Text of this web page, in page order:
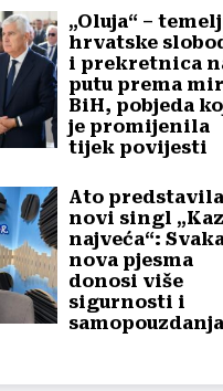
„Oluja“ – temelj
hrvatske
i prekretnica
putu prema
BiH, pobjeda
je promijenila
tijek povijesti
Ato predstavila
novi singl
najveća“:
nova pjesma
donosi više
sigurnosti i
samopouzdanja